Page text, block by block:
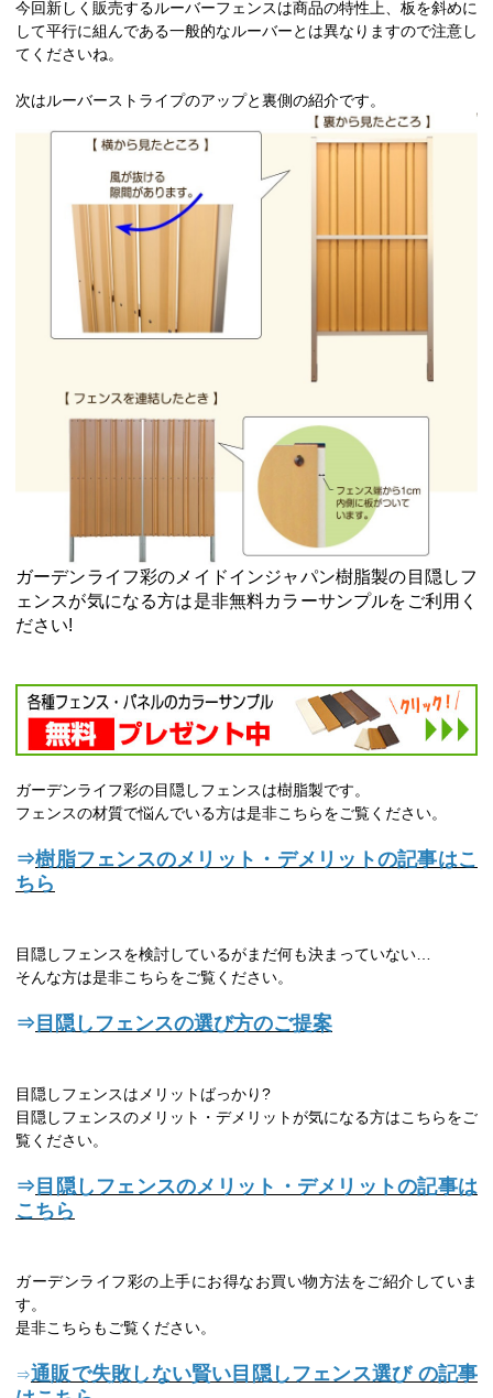
今回新しく販売するルーバーフェンスは商品の特性上、板を斜めに
して平行に組んである一般的なルーバーとは異なりますので注意し
てくださいね。
次はルーバーストライプのアップと裏側の紹介です。
ガーデンライフ彩のメイドインジャパン樹脂製の目隠しフ
ェンスが気になる方は是非無料カラーサンプルをご利用く
ださい!
ガーデンライフ彩の目隠しフェンスは樹脂製です。
フェンスの材質で悩んでいる方は是非こちらをご覧ください。
⇒樹脂フェンスのメリット・デメリットの記事はこ
ちら
目隠しフェンスを検討しているがまだ何も決まっていない…
そんな方は是非こちらをご覧ください。
⇒ 目隠しフェンスの選び方のご提案
目隠しフェンスはメリットばっかり?
目隠しフェンスのメリット・デメリットが気になる方はこちらをご
覧ください。
⇒ 目隠しフェンスのメリット・デメリットの記事は
こちら
ガーデンライフ彩の上手にお得なお買い物方法をご紹介していま
す。
是非こちらもご覧ください。
⇒通販で失敗しない賢い目隠しフェンス選び の記事